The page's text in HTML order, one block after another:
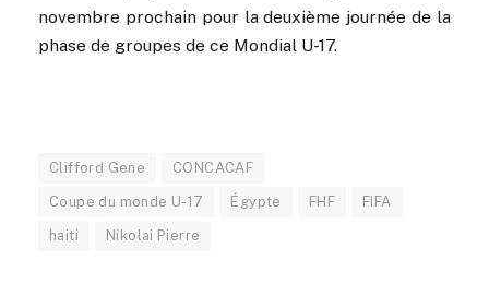
novembre prochain pour la deuxième journée de la
phase de groupes de ce Mondial U-17.
Clifford Gene CONCACAF
Coupe du monde U-17 Égypte FHF FIFA
haiti Nikolai Pierre